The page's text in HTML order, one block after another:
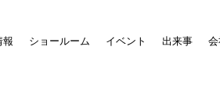
報 ショールーム イベント 出来事 会